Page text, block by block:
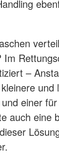
–
und
einer
auch eine